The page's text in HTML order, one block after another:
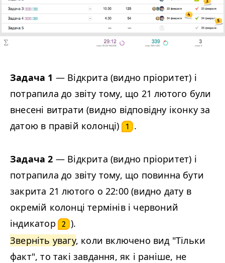
Задача 1 — Відкрита (видно пріоритет) і
потрапила до звіту тому, що 21 лютого були
внесені витрати (видно відповідну іконку за
датою в правій колонці)
1 .
Задача 2 — Відкрита (видно пріоритет) і
потрапила до звіту тому, що повинна бути
закрита 21 лютого о 22:00 (видно дату в
окремій колонці термінів і червоний
індикатор
2 ).
Зверніть увагу, коли включено вид "Тільки
факт", то такі завдання, як і раніше, не